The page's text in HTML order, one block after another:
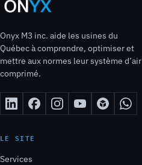
Onyx M3 inc. aide les usines du
Québec à comprendre, optimiser et
mettre aux normes leur système d’air
comprimé.
LE SITE
Services